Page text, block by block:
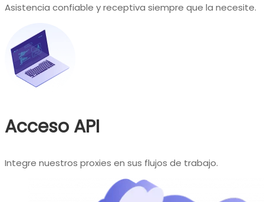
Asistencia confiable y receptiva siempre que la necesite.
Acceso API
Integre nuestros proxies en sus flujos de trabajo.